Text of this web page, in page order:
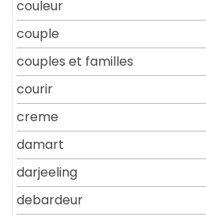
couleur
couple
couples et familles
courir
creme
damart
darjeeling
debardeur